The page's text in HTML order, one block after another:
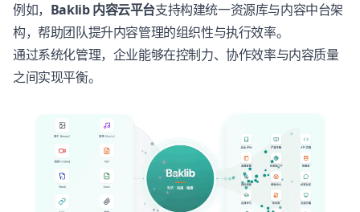
例如， Baklib 内容云平台支持构建统一资源库与内容中台架
构，帮助团队提升内容管理的组织性与执行效率。
通过系统化管理，企业能够在控制力、协作效率与内容质量
之间实现平衡。